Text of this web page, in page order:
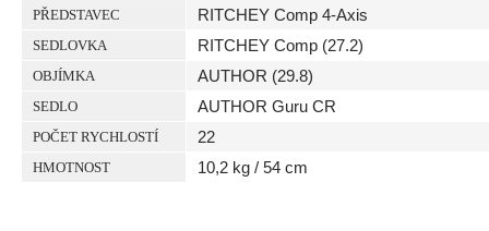
PŘEDSTAVEC RITCHEY Comp 4-Axis
SEDLOVKA RITCHEY Comp (27.2)
OBJÍMKA AUTHOR (29.8)
SEDLO AUTHOR Guru CR
POČET RYCHLOSTÍ 22
HMOTNOST 10,2 kg / 54 cm